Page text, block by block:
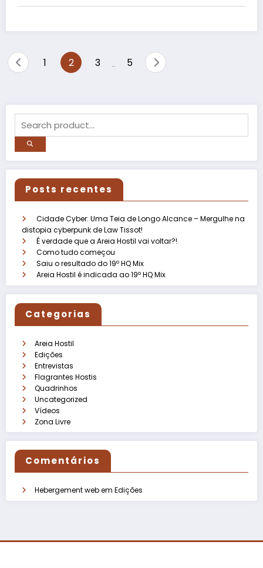
Paginação
1 2 3 5
Posts recentes
Cidade Cyber: Uma Teia de Longo Alcance – Mergulhe na
distopia cyberpunk de Law Tissot!
É verdade que a Areia Hostil vai voltar?!
Como tudo começou
Saiu o resultado do 19º HQ Mix
Areia Hostil é indicada ao 19º HQ Mix
Categorias
Areia Hostil
Edições
Entrevistas
Flagrantes Hostis
Quadrinhos
Uncategorized
Vídeos
Zona Livre
Comentários
Hebergement webem Edições